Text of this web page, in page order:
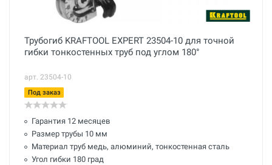
Трубогиб KRAFTOOL EXPERT 23504-10 для точной
гибки тонкостенных труб под углом 180°
арт. 23504-10
Под заказ
Гарантия 12 месяцев
Размер трубы 10 мм
Материал труб медь, алюминий, тонкостенная сталь
Угол гибки 180 град